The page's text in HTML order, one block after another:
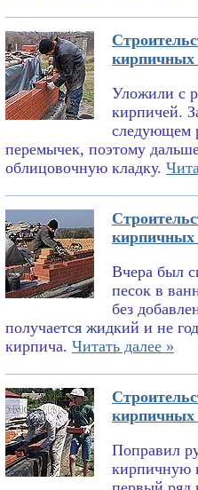
кирпичных
Уложили с
кирпичей.
следующем
перемычек, поэтому
облицовочную кладку.
кирпичных
Вчера был
песок в
без
получается жидкий и не
кирпича. Читать далее »
кирпичных
Поправил
кирпичную